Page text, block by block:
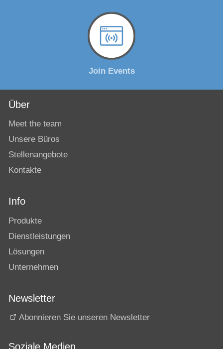
Join Events
Über
Meet the team
Unsere Büros
Stellenangebote
Kontakte
Info
Produkte
Dienstleistungen
Lösungen
Unternehmen
Newsletter
Abonnieren Sie unseren Newsletter
Soziale Medien